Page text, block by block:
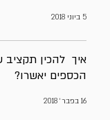
5 ביוני 2018
איך להכין תקציב
הכספים יאשרו?
16 בפבר׳ 2018